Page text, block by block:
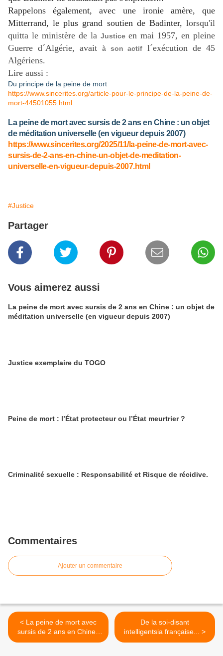
Rappelons également, avec une ironie amère, que
Mitterrand, le plus grand soutien de Badinter, lorsqu'il
quitta le ministère de la Justice en mai 1957, en pleine
Guerre d´Algérie, avait à son actif
l´exécution de 45
Algériens.
Lire aussi :
Du principe de la peine de mort
https://www.sincerites.org/article-pour-le-principe-de-la-peine-de-
mort-44501055.html
La peine de mort avec sursis de 2 ans en Chine : un objet
de méditation universelle (en vigueur depuis 2007)
https://www.sincerites.org/2025/11/la-peine-de-mort-avec-
sursis-de-2-ans-en-chine-un-objet-de-meditation-
universelle-en-vigueur-depuis-2007.html
#Justice
Partager
Vous aimerez aussi
La peine de mort avec sursis de 2 ans en Chine : un objet de
méditation universelle (en vigueur depuis 2007)
Justice exemplaire du TOGO
Peine de mort : l’État protecteur ou l’État meurtrier ?
Criminalité sexuelle : Responsabilité et Risque de récidive.
Commentaires
Ajouter un commentaire
< La peine de mort avec
sursis de 2 ans en Chine :
un objet de méditation
De la soi-disant
intelligentsia française... >